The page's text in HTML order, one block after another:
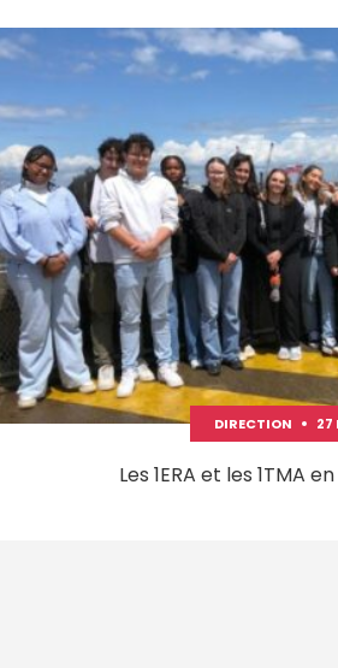
DIRECTION 27
Les 1ERA et les 1TMA